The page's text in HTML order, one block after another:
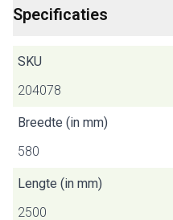
Specificaties
SKU
204078
Breedte (in mm)
580
Lengte (in mm)
2500